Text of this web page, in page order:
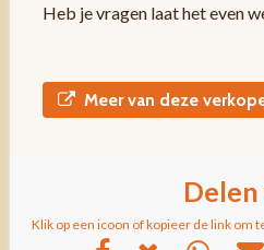
Heb je vragen laat het even
Meer van deze
Delen
Klik op een icoon of kopieer de link om